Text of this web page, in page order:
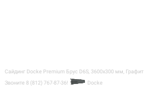
Сайдинг Docke Premium Брус D6S, 3600х300 мм, Графит
Звоните 8 (812) 767-87-36!
Docke